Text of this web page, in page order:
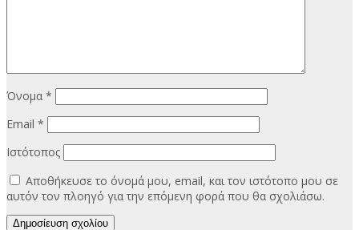
Όνομα *
Email *
Ιστότοπος
Αποθήκευσε το όνομά μου, email, και τον ιστότοπο μου σε
αυτόν τον πλοηγό για την επόμενη φορά που θα σχολιάσω.